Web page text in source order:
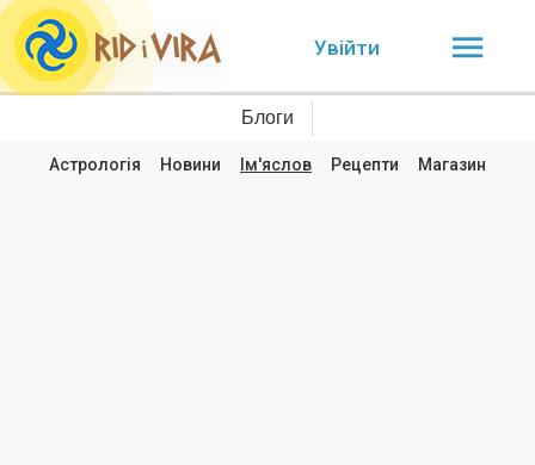
Увійти
Блоги
Астрологія Новини Ім'яслов Рецепти Магазин